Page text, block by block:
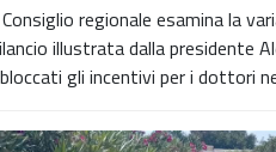
regionale esamina la
illustrata dalla presidente
gli incentivi per i dottori